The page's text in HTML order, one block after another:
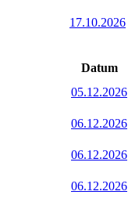
17.10.2026
Datum
05.12.2026
06.12.2026
06.12.2026
06.12.2026